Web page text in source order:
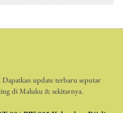
update terbaru seputar
di Maluku & sekitarnya.